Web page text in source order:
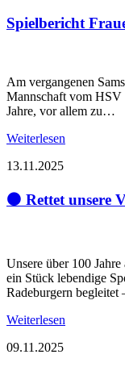
Spielbericht
Am vergangenen
Mannschaft vom HSV
Jahre, vor allem zu…
Weiterlesen
13.11.2025
⚫ Rettet unsere
Unsere über 100
ein Stück lebendige
Radeburgern
Weiterlesen
09.11.2025